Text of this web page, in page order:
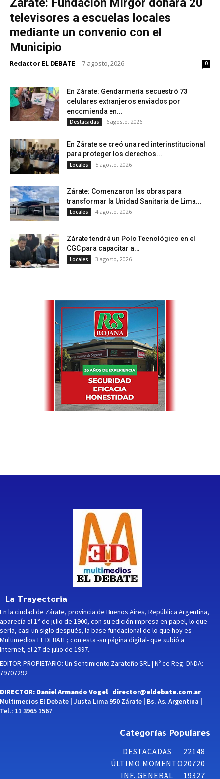
Zárate: Fundación Mirgor donará 20
televisores a escuelas locales
mediante un convenio con el
Municipio
Redactor EL DEBATE - 7 agosto, 2026 0
En Zárate: Gendarmería secuestró 73
celulares extranjeros enviados por
encomienda en...
Destacadas 6 agosto, 2026
En Zárate se creó una red interinstitucional
para proteger los derechos...
Locales 5 agosto, 2026
Zárate: Comenzaron las obras para
transformar la Unidad Sanitaria de Lima...
Locales 4 agosto, 2026
Zárate tendrá un Polo Tecnológico en el
CGC para capacitar a...
Locales 3 agosto, 2026
La Trayectoria
En la ciudad de Zárate, provincia de Buenos Aires, República Argentina,
aparecía el 1° de julio de 1900, con su edición impresa en papel, lo que
sería, casi un siglo después, la base fundacional de lo que hoy es
Multimedios EL DEBATE; con esta -su página digital- que subió a
Internet, el 27 de julio de 1997.
EDITOR-PROPIETARIO: Un Sentimiento Zarateño SRL | Nº de Reg. DNDA:
79707292
DIRECTOR: Daniel Armando Vogel | director@eldebate.com.ar
Multimedios El Debate | Justa Lima 950 Zárate | Bs. As. Argentina |
Tel.: 11 3965 1567
Categorías Populares
DESTACADAS
22148
ÚLTIMO MOMENTO20720
INF. GENERAL
19327